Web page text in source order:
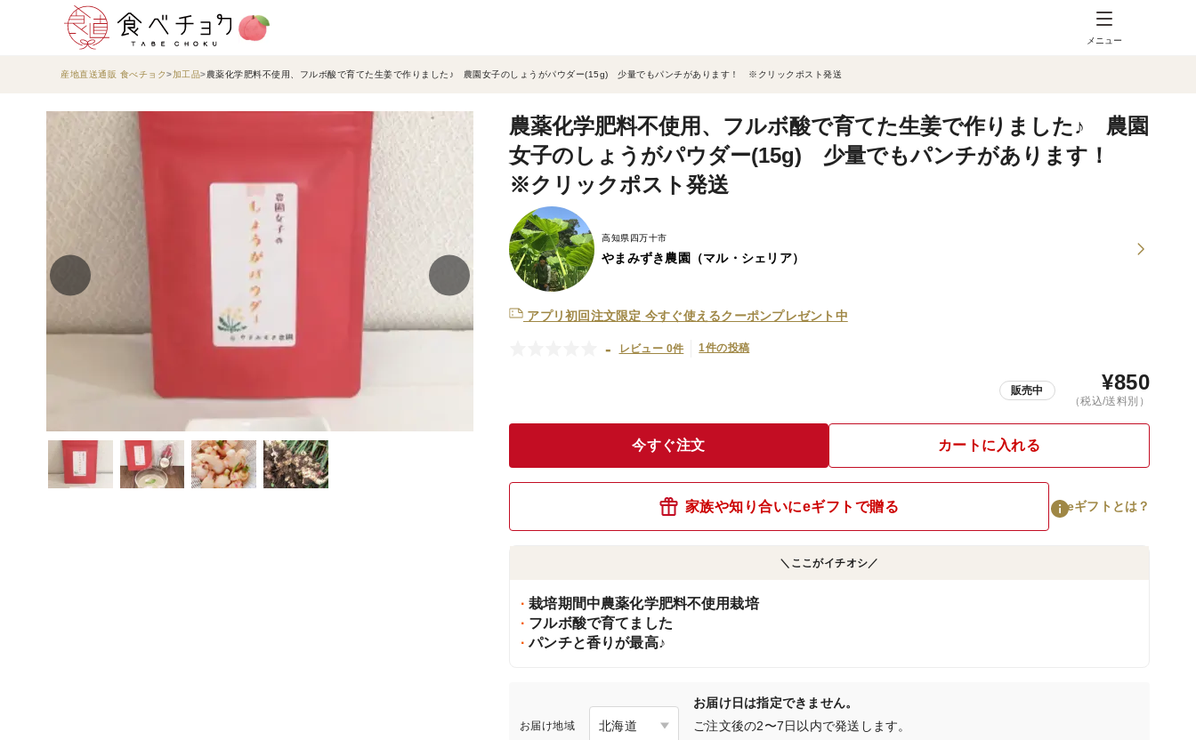
メニュー
産地直送通販 食べチョク 加工品 農薬化学肥料不使用、フルボ酸で育てた生姜で作りました♪ 農園女子のしょうがパウダー(15g) 少量でもパンチがあります！ ※クリックポスト発送
農薬化学肥料不使用、フルボ酸で育てた生姜で作りました♪ 農園
女子のしょうがパウダー(15g) 少量でもパンチがあります！
※クリックポスト発送
高知県四万十市
やまみずき農園（マル・シェリア）
アプリ初回注文限定 今すぐ使えるクーポンプレゼント中
- レビュー 0件 1件の投稿
販売中 ¥850
（税込/送料別）
今すぐ注文 カートに入れる
家族や知り合いにeギフトで贈る eギフトとは？
＼ここがイチオシ／
栽培期間中農薬化学肥料不使用栽培
フルボ酸で育てました
パンチと香りが最高♪
お届け地域
お届け日は指定できません。
ご注文後の2〜7日以内で発送します。